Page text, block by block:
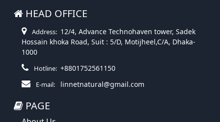
HEAD OFFICE
Address: 12/4, Advance Technohaven tower, Sadek
Hossain khoka Road, Suit : 5/D, Motijheel,C/A, Dhaka-
1000
Hotline: +8801752561150
E-mail: linnetnatural@gmail.com
PAGE